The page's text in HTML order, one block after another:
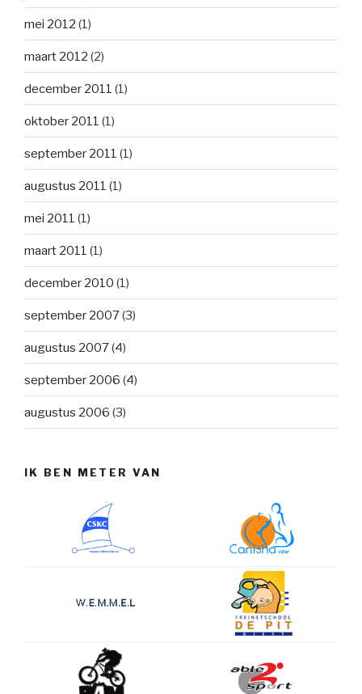
mei 2012 (1)
maart 2012 (2)
december 2011 (1)
oktober 2011 (1)
september 2011 (1)
augustus 2011 (1)
mei 2011 (1)
maart 2011 (1)
december 2010 (1)
september 2007(3)
augustus 2007(4)
september 2006 (4)
augustus 2006 (3)
IK BEN METER VAN